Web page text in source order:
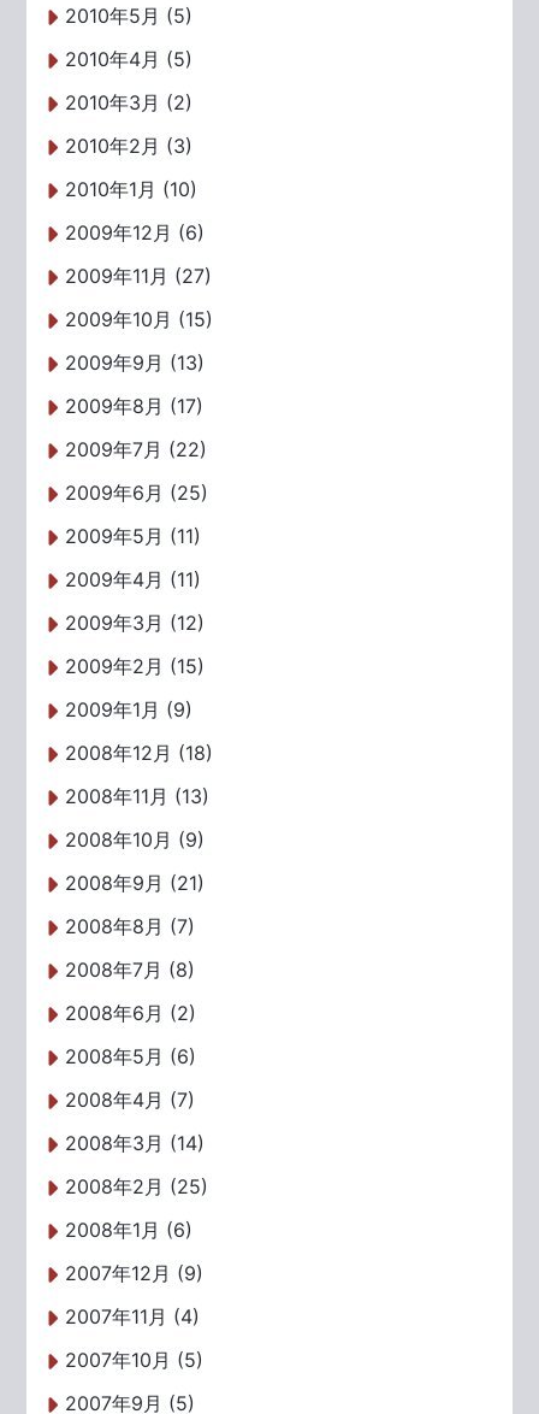
2010年5月 (5)
2010年4月 (5)
2010年3月 (2)
2010年2月 (3)
2010年1月 (10)
2009年12月 (6)
2009年11月 (27)
2009年10月 (15)
2009年9月 (13)
2009年8月 (17)
2009年7月 (22)
2009年6月 (25)
2009年5月 (11)
2009年4月 (11)
2009年3月 (12)
2009年2月 (15)
2009年1月 (9)
2008年12月 (18)
2008年11月 (13)
2008年10月 (9)
2008年9月 (21)
2008年8月 (7)
2008年7月 (8)
2008年6月 (2)
2008年5月 (6)
2008年4月 (7)
2008年3月 (14)
2008年2月 (25)
2008年1月 (6)
2007年12月 (9)
2007年11月 (4)
2007年10月 (5)
2007年9月 (5)